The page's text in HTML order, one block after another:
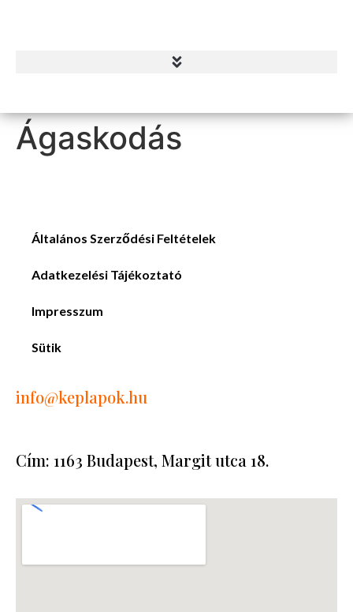
Ágaskodás
Általános Szerződési Feltételek
Adatkezelési Tájékoztató
Impresszum
Sütik
info@keplapok.hu
Cím: 1163 Budapest, Margit utca 18.